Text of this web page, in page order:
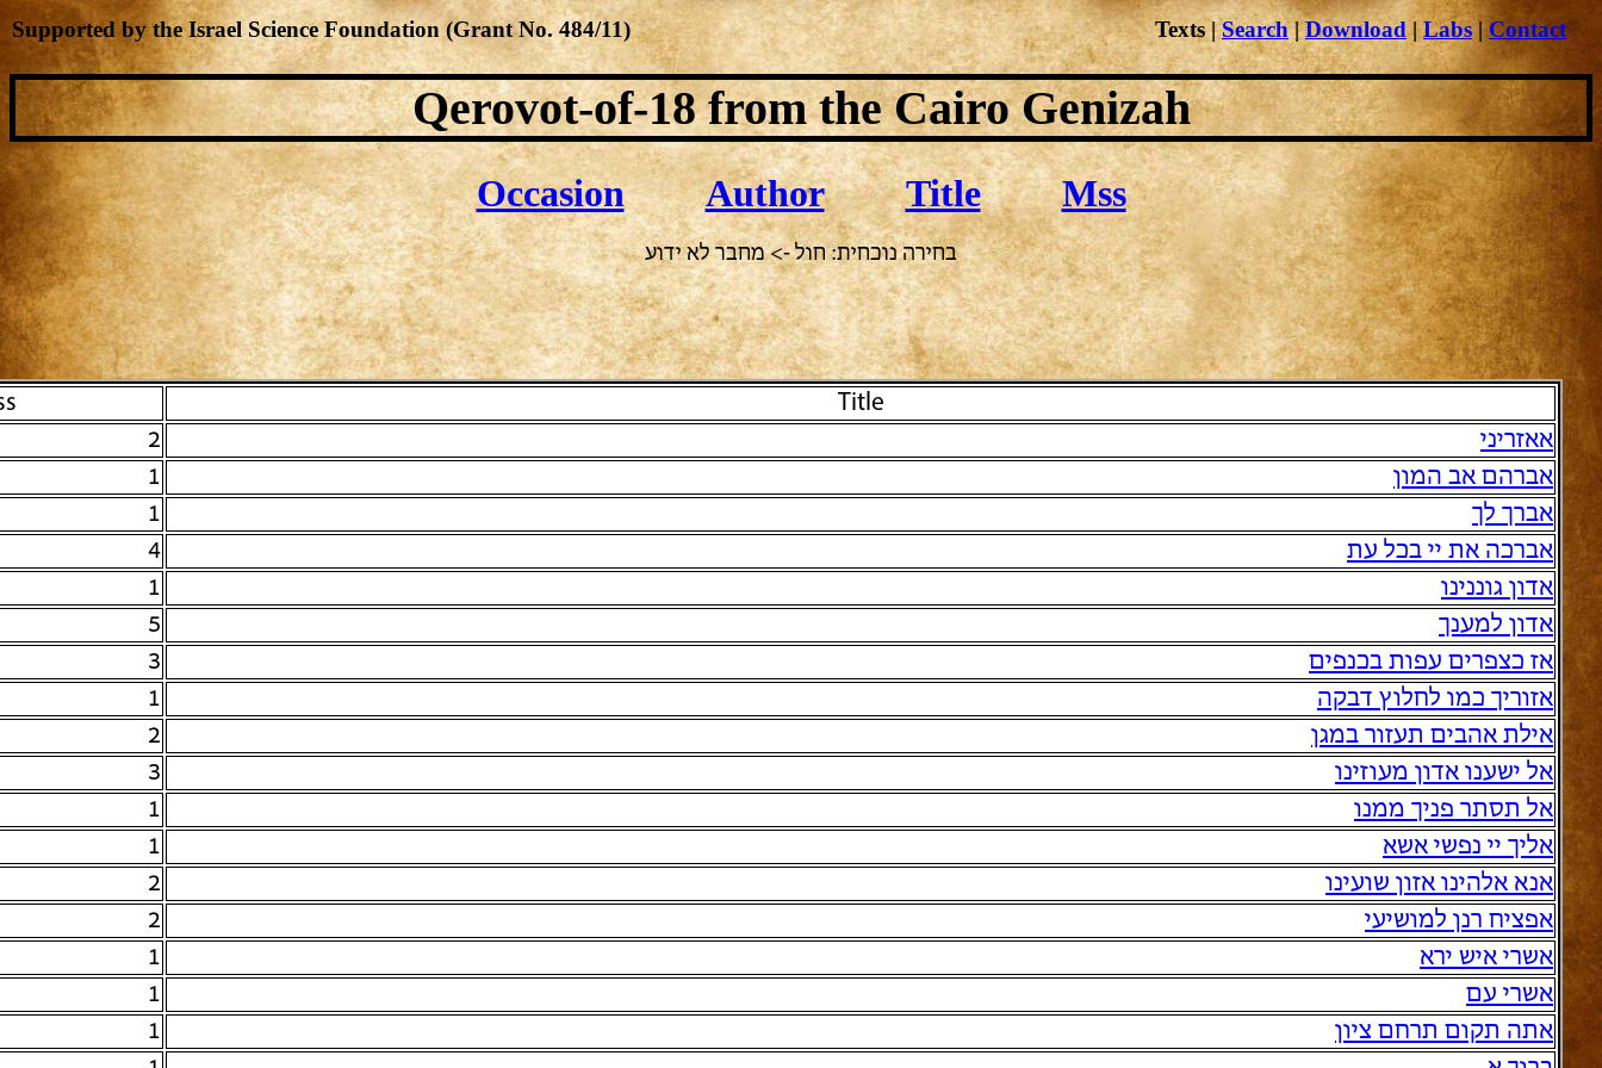
Qerovot-of-18from the Cairo Genizah
Occasion Author Title Mss
בחירה נוכחית: חול -> מחבר לא ידוע
Title
#
אאזריני
2
אברהם אב המון
1
אברך לך
1
אברכה את יי בכל עת
4
אדון גוננינו
1
אדון למענך
5
אז כצפרים עפות בכנפים
3
אזוריך כמו לחלוץ דבקה
1
אילת אהבים תעזור במגן
2
אל ישענו אדון מעוזינו
3
אל תסתר פניך ממנו
1
אליך יי נפשי אשא
1
אנא אלהינו אזון שועינו
2
אפציח רנן למושיעי
2
אשרי איש ירא
1
אשרי עם
1
אתה תקום תרחם ציון
1
Texts|Search|Download|Labs | Contact
Supported by the Israel Science Foundation (Grant No. 484/11)